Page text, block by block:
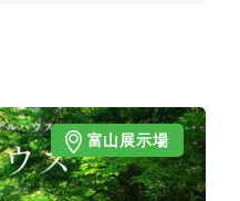
富山展示場